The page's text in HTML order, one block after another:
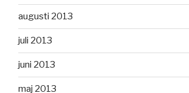
augusti 2013
juli 2013
juni 2013
maj 2013